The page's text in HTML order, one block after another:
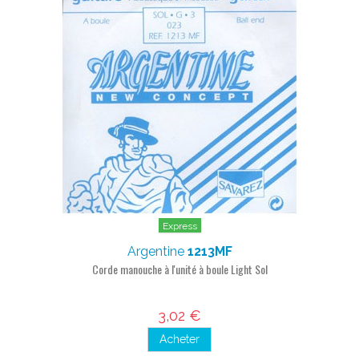
Express
Argentine 1213MF
Corde manouche à l'unité à boule Light Sol
3,02 €
Acheter